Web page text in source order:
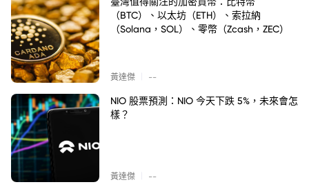
（BTC）、以太坊（ETH）、索拉納
（Solana，SOL）、零幣（Zcash，ZEC）
黃達傑 --
NIO 股票預測：NIO 今天下跌 5%，未來會怎
樣？
黃達傑 --